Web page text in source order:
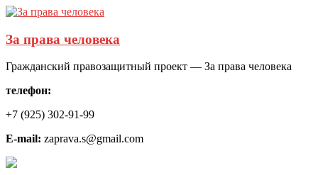
За права человека
Гражданский правозащитный проект — За права человека
телефон:
+7 (925) 302-91-99
E-mail: zaprava.s@gmail.com